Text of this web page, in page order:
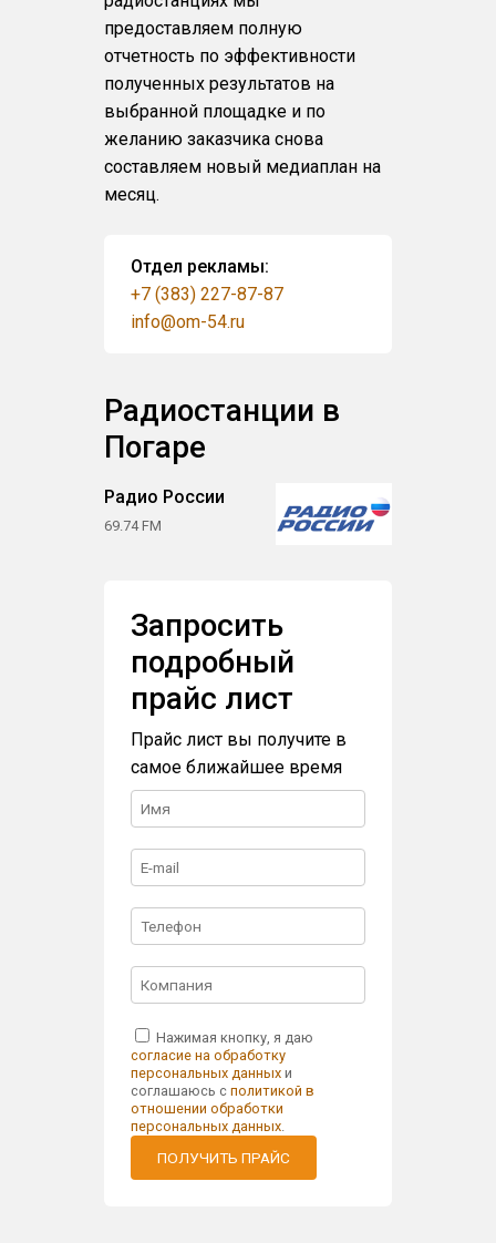
предоставляем полную
отчетность по эффективности
полученных результатов на
выбранной площадке и по
желанию заказчика снова
составляем новый медиаплан на
месяц.
Отдел рекламы:
+7 (383) 227-87-87
info@om-54.ru
Радиостанции в
Погаре
Радио России
69.74 FM
Запросить
подробный
прайс лист
Прайс лист вы получите в
самое ближайшее время
Нажимая кнопку, я даю
согласие на обработку
персональных данныхи
соглашаюсь с политикой в
отношении обработки
персональных данных.
ПОЛУЧИТЬ ПРАЙС